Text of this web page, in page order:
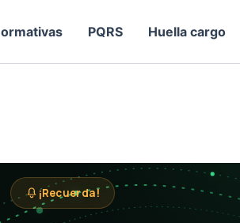
PQRS Huella cargo
¡Recuerda!